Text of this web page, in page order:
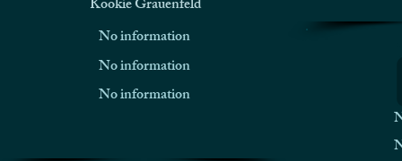
Kookie Grauenfeld
No information
No information
No information